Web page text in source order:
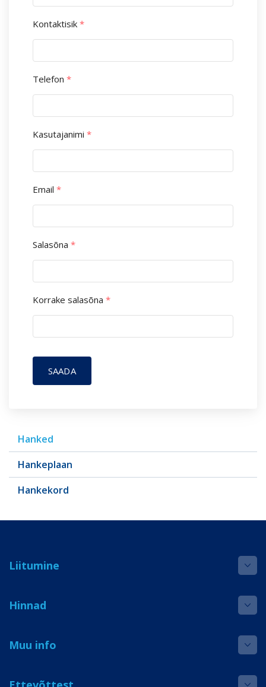
Hanked
Hankeplaan
Hankekord
Kontaktisik *
Telefon *
Kasutajanimi *
Email *
Salasõna *
Korrake salasõna *
SAADA
Liitumine
Hinnad
Muu info